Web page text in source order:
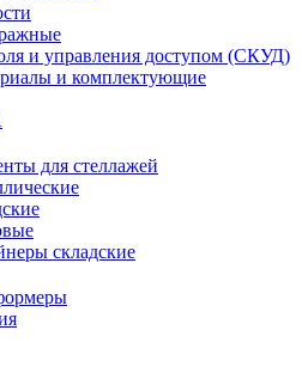
и управления доступом (СКУД)
и комплектующие
для стеллажей
складские